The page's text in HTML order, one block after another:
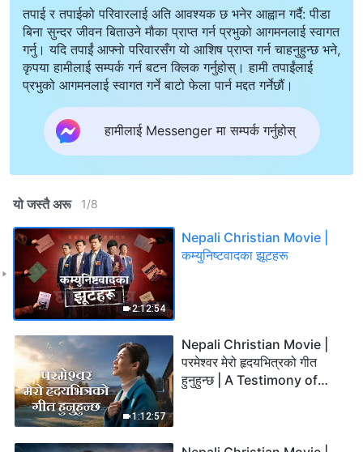
तपाई र तपाईको परिवारलाई अति आवश्यक छ भनेर आह्वान गर्दै: पीडा
बिना सुन्दर जीवन बिताउने मौका प्राप्त गर्न प्रभुको आगमनलाई स्वागत
गर्नु। यदि तपाईं आफ्नो परिवारसँग यो आशिष प्राप्त गर्न चाहनुहुन्छ भने,
कृपया हामीलाई सम्पर्क गर्न बटन क्लिक गर्नुहोस्। हामी तपाईंलाई
प्रभुको आगमनलाई स्वागत गर्ने बाटो फेला पार्न मद्दत गर्नेछौं।
हामीलाई Messenger मा सम्पर्क गर्नुहोस्
यो जस्तै अरू 1/8
2:12:54
Nepali Christian Movie |
कम्युनिष्टवादका झूटहरू
1:12:57
Nepali Christian Movie |
परमेश्‍वर मेरो हृदयभित्रको गीत
हुनुहुन्छ | A Testimony of